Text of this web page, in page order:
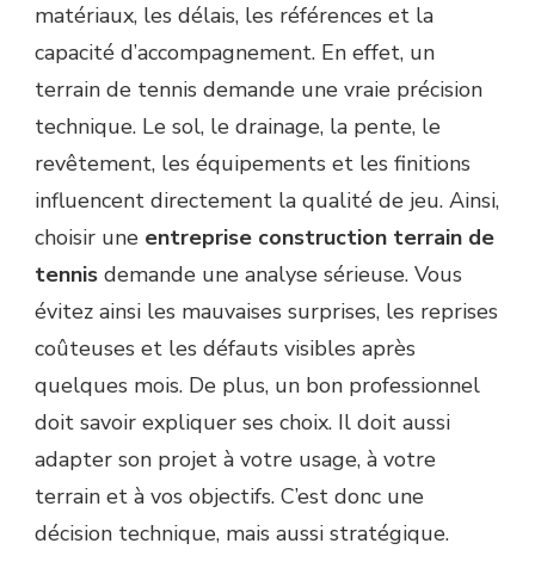
QUELS
PERMETTENT
DE
DEUX
ENTREPRISES
CONSTRUCTION
TERRAIN
DE
TENNIS
SÉRIEUSEMENT
?
matériaux, les délais, les références et la
capacité d’accompagnement. En effet, un
terrain de tennis demande une vraie précision
technique. Le sol, le drainage, la pente, le
revêtement, les équipements et les finitions
influencent directement la qualité de jeu. Ainsi,
choisir une entreprise construction terrain de
tennis demande une analyse sérieuse. Vous
évitez ainsi les mauvaises surprises, les reprises
coûteuses et les défauts visibles après
quelques mois. De plus, un bon professionnel
doit savoir expliquer ses choix. Il doit aussi
adapter son projet à votre usage, à votre
terrain et à vos objectifs. C’est donc une
décision technique, mais aussi stratégique.